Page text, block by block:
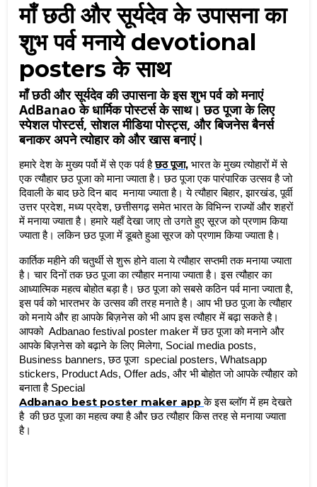
माँ छठी और सूर्यदेव के उपासना का
शुभ पर्व मनाये devotional
posters के साथ
माँ छठी और सूर्यदेव की उपासना के इस शुभ पर्व को मनाएं
AdBanao के धार्मिक पोस्टर्स के साथ। छठ पूजा के लिए
स्पेशल पोस्टर्स, सोशल मीडिया पोस्ट्स, और बिजनेस बैनर्स
बनाकर अपने त्योहार को और खास बनाएं।
हमारे देश के मुख्य पर्वो में से एक पर्व है छठ पूजा, भारत के मुख्य त्योहारों में से
एक त्यौहार छठ पूजा को माना ज्याता है। छठ पूजा एक पारंपारिक उत्सव है जो
दिवाली के बाद छठे दिन बाद  मनाया ज्याता है। ये त्यौहार बिहार, झारखंड, पूर्वी
उत्तर प्रदेश, मध्य प्रदेश, छत्तीसगढ़ समेत भारत के विभिन्न राज्यों और शहरों
में मनाया ज्याता है। हमारे यहाँ देखा जाए तो उगते हुए सूरज को प्रणाम किया
ज्याता है। लकिन छठ पूजा में डूबते हुआ सूरज को प्रणाम किया ज्याता है।
कार्तिक महीने की चतुर्थी से शुरू होने वाला ये त्यौहार सप्तमी तक मनाया ज्याता
है। चार दिनों तक छठ पूजा का त्यौहार मनाया ज्याता है। इस त्यौहार का
आध्यात्मिक महत्व बोहोत बड़ा है। छठ पूजा को सबसे कठिन पर्व माना ज्याता है,
इस पर्व को भारतभर के उत्सव की तरह मनाते है। आप भी छठ पूजा के त्यौहार
को मनाये और हा आपके बिज़नेस को भी आप इस त्यौहार में बढ़ा सकते है।
आपको  Adbanao festival poster maker में छठ पूजा को मनाने और
आपके बिज़नेस को बढ़ाने के लिए मिलेगा, Social media posts,
Business banners, छठ पूजा  special posters, Whatsapp
stickers, Product Ads, Offer ads, और भी बोहोत जो आपके त्यौहार को
बनाता है Special
Adbanao best poster maker app के इस ब्लॉग में हम देखते
है  की छठ पूजा का महत्व क्या है और छठ त्यौहार किस तरह से मनाया ज्याता
है।